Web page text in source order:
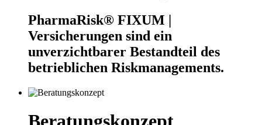
PharmaRisk® FIXUM |
Versicherungen sind ein
unverzichtbarer Bestandteil des
betrieblichen Riskmanagements.